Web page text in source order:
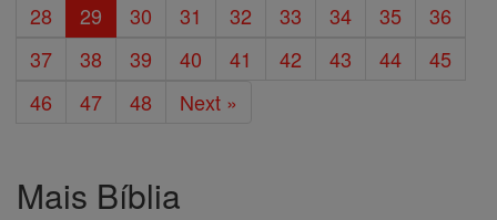
28
29 30 31 32 33 34 35
36
37
38 39 40 41 42 43 44
45
46
47 48 Next »
Mais Bíblia